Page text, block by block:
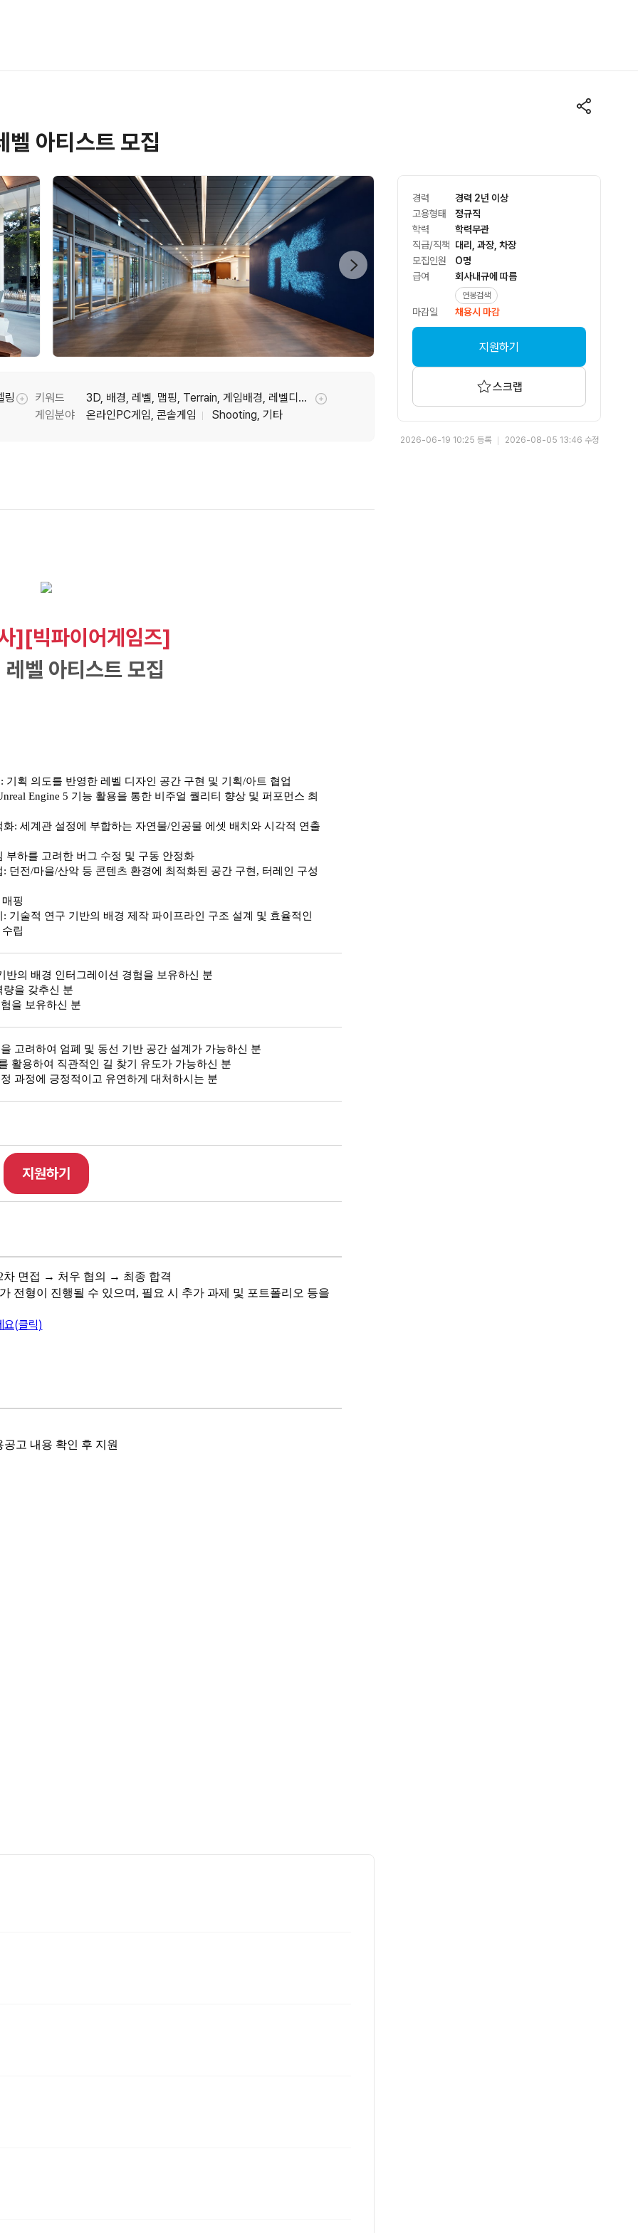
아티스트 모집
링 키워드 3D, 배경, 레벨, 맵핑, Terrain, 게임배경, 레벨디자인, 배경프랍, 3D배경, PC게임, UnrealEngine, 배경모델링, 월드빌더, 언리얼엔진, UE5, NC, CINDERCITY, 온라인슈팅, 신더시티
게임분야 온라인PC게임, 콘솔게임 Shooting, 기타
경력
경력 2년 이상
고용형태
정규직
학력
학력무관
직급/직책 대리, 과장, 차장
모집인원
O명
급여
회사내규에 따름
연봉검색
마감일 채용시 마감
지원하기
스크랩
2026-06-19 10:25 등록 2026-08-05 13:46 수정